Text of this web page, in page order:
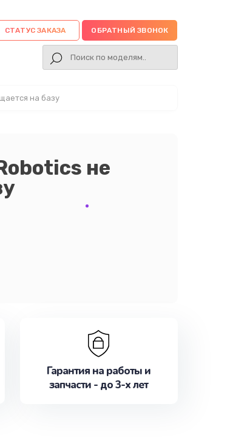
СТАТУС ЗАКАЗА ОБРАТНЫЙ ЗВОНОК
на базу
не
Гарантия на работы и
запчасти - до 3-х лет